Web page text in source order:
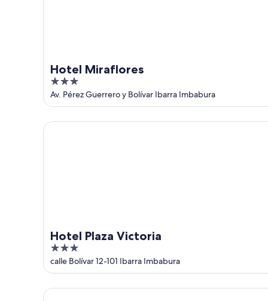
Hotel Miraflores
3
out
of
5
Av. Pérez Guerrero y Bolívar Ibarra Imbabura
Hotel Plaza Victoria
3
out
of
5
calle Bolívar 12-101 Ibarra Imbabura
Hotel Plaza Victoria
ACCEL Hotel Casa Nueva